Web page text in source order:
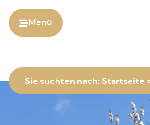
Menü
Sie suchten nach: Startseite